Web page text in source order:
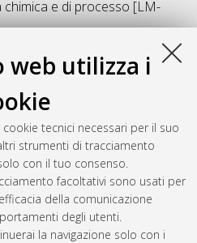
web utilizza i
tecnici necessari per il suo
strumenti di tracciamento
con il tuo consenso.
facoltativi sono usati per
della comunicazione
degli utenti.
la navigazione solo con i
chimica e di processo [LM-
gas adsorption. [Laurea
Corso di Studio in
[LM-DM270]
ilSat Aug 8 14:56:50 2026
CEST